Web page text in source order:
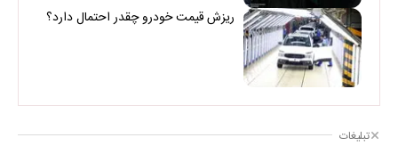
ریزش قیمت خودرو چقدر احتمال دارد؟
تبلیغات